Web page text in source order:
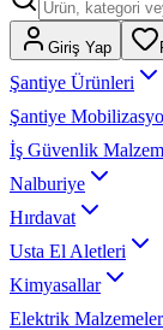
Giriş Yap
Şantiye Ürünleri
Şantiye
İş Güvenlik
Nalburiye
Hırdavat
Usta El Aletleri
Kimyasallar
Elektrik